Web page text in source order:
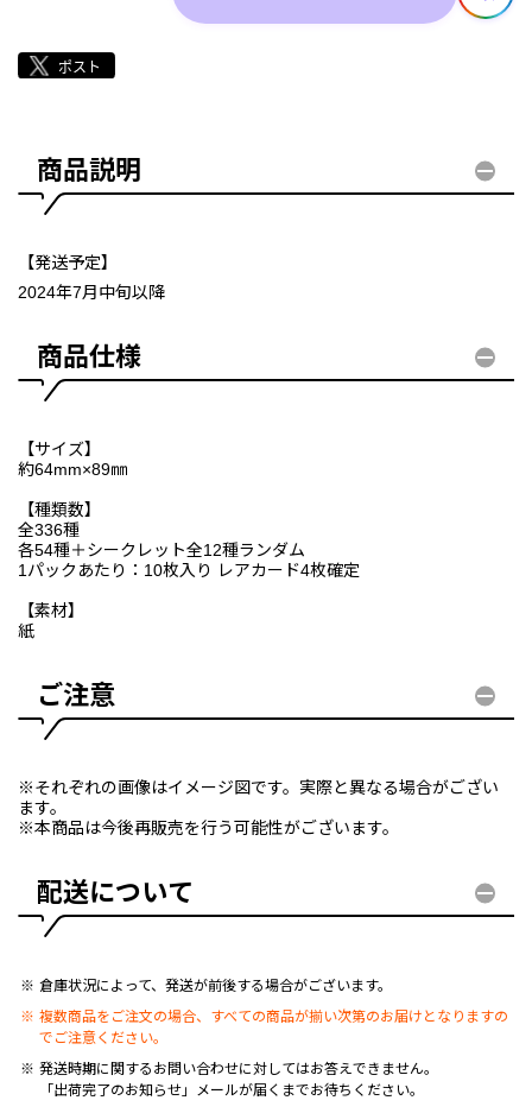
商品説明
【発送予定】
2024年7月中旬以降
商品仕様
【サイズ】
約64mm×89㎜
【種類数】
全336種
各54種＋シークレット全12種ランダム
1パックあたり：10枚入り レアカード4枚確定
【素材】
紙
ご注意
※それぞれの画像はイメージ図です。実際と異なる場合がござい
ます。
※本商品は今後再販売を行う可能性がございます。
配送について
倉庫状況によって、発送が前後する場合がございます。
複数商品をご注文の場合、すべての商品が揃い次第のお届けとなりますの
でご注意ください。
発送時期に関するお問い合わせに対してはお答えできません。
「出荷完了のお知らせ」メールが届くまでお待ちください。